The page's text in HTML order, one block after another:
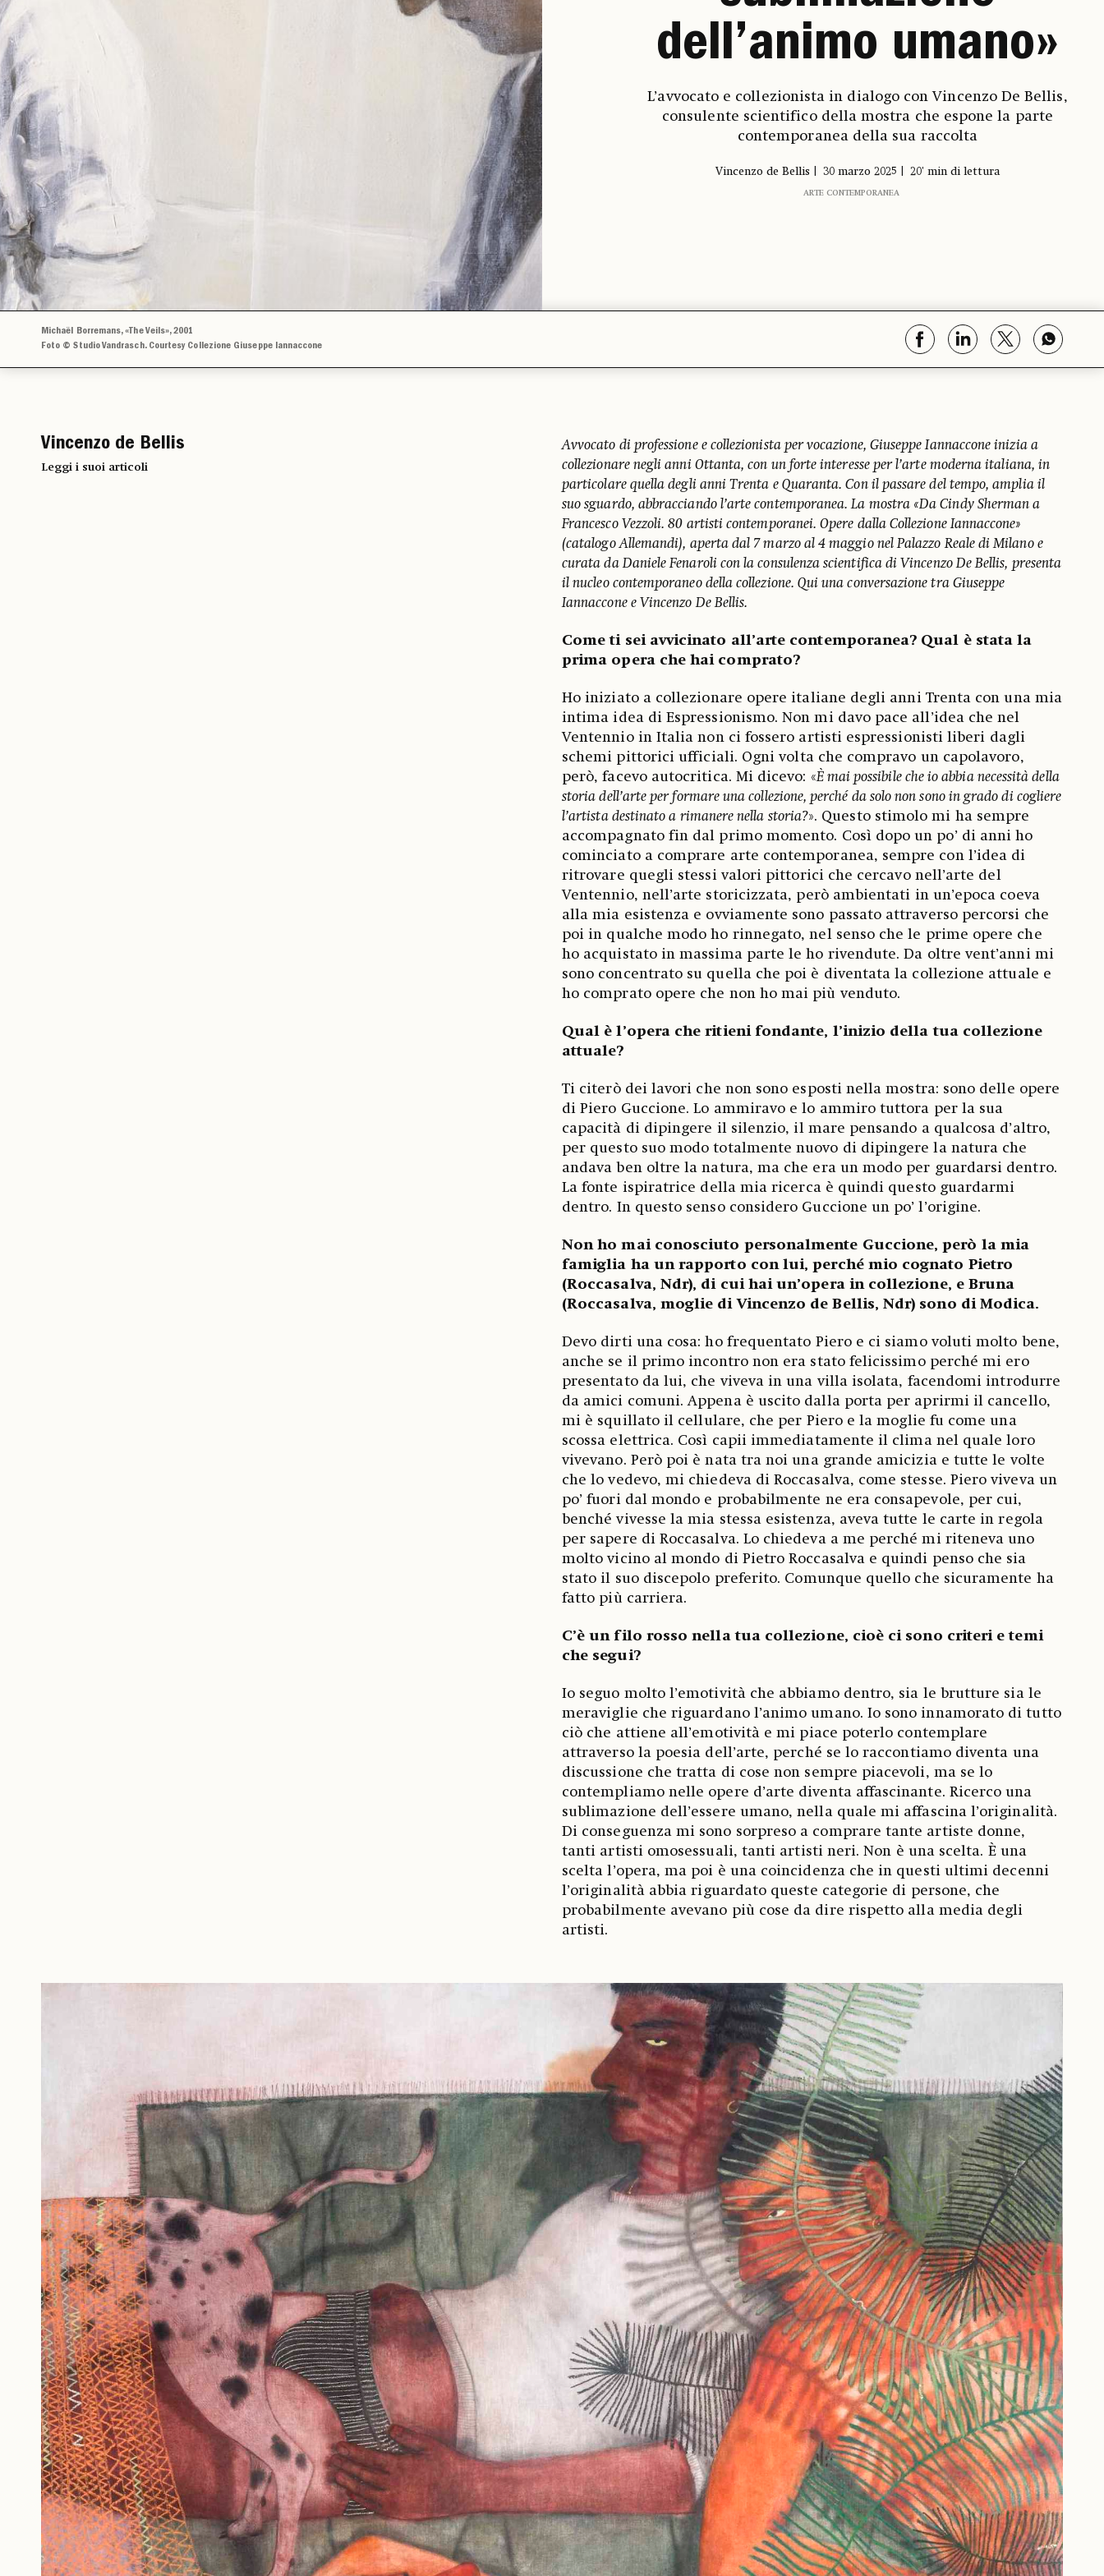
dell’animo umano»
L’avvocato e collezionista in dialogo con Vincenzo De Bellis,
consulente scientifico della mostra che espone la parte
contemporanea della sua raccolta
Vincenzo de Bellis 30 marzo 2025 20' min di lettura
ARTE CONTEMPORANEA
Michaël Borremans, «The Veils», 2001
Foto © Studio Vandrasch. Courtesy Collezione Giuseppe Iannaccone
Vincenzo de Bellis
Leggi i suoi articoli
Avvocato di professione e collezionista per vocazione, Giuseppe Iannaccone inizia a
collezionare negli anni Ottanta, con un forte interesse per l’arte moderna italiana, in
particolare quella degli anni Trenta e Quaranta. Con il passare del tempo, amplia il
suo sguardo, abbracciando l’arte contemporanea. La mostra «Da Cindy Sherman a
Francesco Vezzoli. 80 artisti contemporanei. Opere dalla Collezione Iannaccone»
(catalogo Allemandi), aperta dal 7 marzo al 4 maggio nel Palazzo Reale di Milano e
curata da Daniele Fenaroli con la consulenza scientifica di Vincenzo De Bellis, presenta
il nucleo contemporaneo della collezione. Qui una conversazione tra Giuseppe
Iannaccone e Vincenzo De Bellis.
Come ti sei avvicinato all’arte contemporanea? Qual è stata la
prima opera che hai comprato?
Ho iniziato a collezionare opere italiane degli anni Trenta con una mia
intima idea di Espressionismo. Non mi davo pace all’idea che nel
Ventennio in Italia non ci fossero artisti espressionisti liberi dagli
schemi pittorici ufficiali. Ogni volta che compravo un capolavoro,
però, facevo autocritica. Mi dicevo: «È mai possibile che io abbia necessità della
storia dell’arte per formare una collezione, perché da solo non sono in grado di cogliere
l’artista destinato a rimanere nella storia?». Questo stimolo mi ha sempre
accompagnato fin dal primo momento. Così dopo un po’ di anni ho
cominciato a comprare arte contemporanea, sempre con l’idea di
ritrovare quegli stessi valori pittorici che cercavo nell’arte del
Ventennio, nell’arte storicizzata, però ambientati in un’epoca coeva
alla mia esistenza e ovviamente sono passato attraverso percorsi che
poi in qualche modo ho rinnegato, nel senso che le prime opere che
ho acquistato in massima parte le ho rivendute. Da oltre vent’anni mi
sono concentrato su quella che poi è diventata la collezione attuale e
ho comprato opere che non ho mai più venduto.
Qual è l’opera che ritieni fondante, l’inizio della tua collezione
attuale?
Ti citerò dei lavori che non sono esposti nella mostra: sono delle opere
di Piero Guccione. Lo ammiravo e lo ammiro tuttora per la sua
capacità di dipingere il silenzio, il mare pensando a qualcosa d’altro,
per questo suo modo totalmente nuovo di dipingere la natura che
andava ben oltre la natura, ma che era un modo per guardarsi dentro.
La fonte ispiratrice della mia ricerca è quindi questo guardarmi
dentro. In questo senso considero Guccione un po’ l’origine.
Non ho mai conosciuto personalmente Guccione, però la mia
famiglia ha un rapporto con lui, perché mio cognato Pietro
(Roccasalva, Ndr), di cui hai un’opera in collezione, e Bruna
(Roccasalva, moglie di Vincenzo de Bellis, Ndr) sono di Modica.
Devo dirti una cosa: ho frequentato Piero e ci siamo voluti molto bene,
anche se il primo incontro non era stato felicissimo perché mi ero
presentato da lui, che viveva in una villa isolata, facendomi introdurre
da amici comuni. Appena è uscito dalla porta per aprirmi il cancello,
mi è squillato il cellulare, che per Piero e la moglie fu come una
scossa elettrica. Così capii immediatamente il clima nel quale loro
vivevano. Però poi è nata tra noi una grande amicizia e tutte le volte
che lo vedevo, mi chiedeva di Roccasalva, come stesse. Piero viveva un
po’ fuori dal mondo e probabilmente ne era consapevole, per cui,
benché vivesse la mia stessa esistenza, aveva tutte le carte in regola
per sapere di Roccasalva. Lo chiedeva a me perché mi riteneva uno
molto vicino al mondo di Pietro Roccasalva e quindi penso che sia
stato il suo discepolo preferito. Comunque quello che sicuramente ha
fatto più carriera.
C’è un filo rosso nella tua collezione, cioè ci sono criteri e temi
che segui?
Io seguo molto l’emotività che abbiamo dentro, sia le brutture sia le
meraviglie che riguardano l’animo umano. Io sono innamorato di tutto
ciò che attiene all’emotività e mi piace poterlo contemplare
attraverso la poesia dell’arte, perché se lo raccontiamo diventa una
discussione che tratta di cose non sempre piacevoli, ma se lo
contempliamo nelle opere d’arte diventa affascinante. Ricerco una
sublimazione dell’essere umano, nella quale mi affascina l’originalità.
Di conseguenza mi sono sorpreso a comprare tante artiste donne,
tanti artisti omosessuali, tanti artisti neri. Non è una scelta. È una
scelta l’opera, ma poi è una coincidenza che in questi ultimi decenni
l’originalità abbia riguardato queste categorie di persone, che
probabilmente avevano più cose da dire rispetto alla media degli
artisti.